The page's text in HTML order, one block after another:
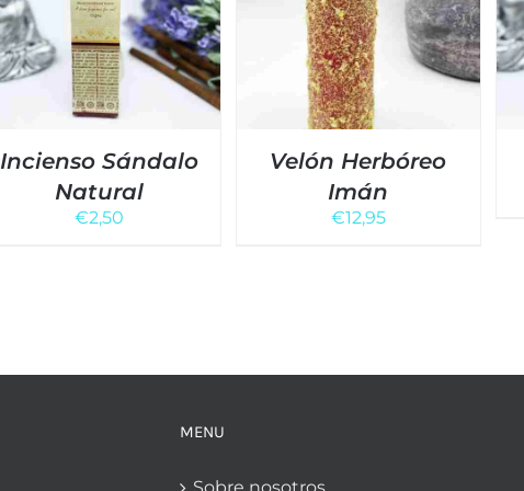
Incienso Sándalo
Natural
€2,50
Velón Herbóreo
Imán
€12,95
MENU